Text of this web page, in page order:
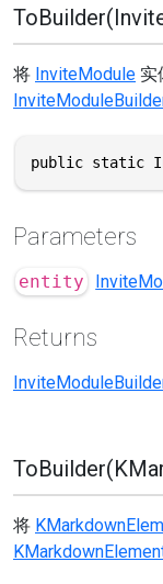
将 InviteModule 实
public static
Parameters
entity
Returns
将